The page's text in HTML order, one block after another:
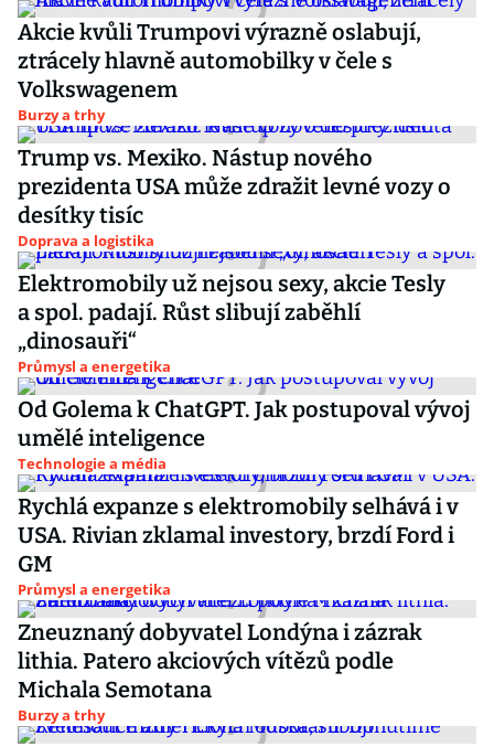
Akcie kvůli Trumpovi výrazně oslabují,
ztrácely hlavně automobilky v čele s
Volkswagenem
Burzy a trhy
Trump vs. Mexiko. Nástup nového
prezidenta USA může zdražit levné vozy o
desítky tisíc
Doprava a logistika
Elektromobily už nejsou sexy, akcie Tesly
a spol. padají. Růst slibují zaběhlí
„dinosauři“
Průmysl a energetika
Od Golema k ChatGPT. Jak postupoval vývoj
umělé inteligence
Technologie a média
Rychlá expanze s elektromobily selhává i v
USA. Rivian zklamal investory, brzdí Ford i
GM
Průmysl a energetika
Zneuznaný dobyvatel Londýna i zázrak
lithia. Patero akciových vítězů podle
Michala Semotana
Burzy a trhy